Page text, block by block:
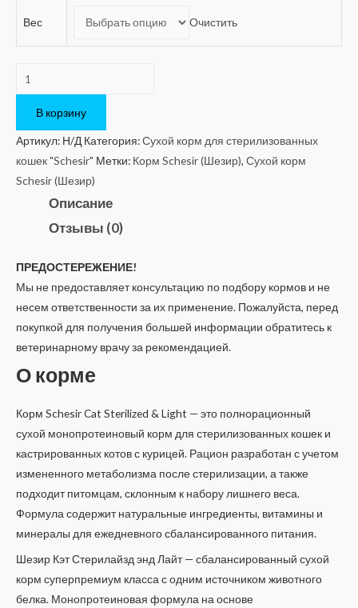
Вес Очистить
Количество
Schesir
STERILIZED
В корзину
Артикул: Н/Д Категория:Сухой корм для стерилизованных
кошек "Schesir" Метки: Корм Schesir (Шезир), Сухой корм
Schesir (Шезир)
Описание
Отзывы (0)
ПРЕДОСТЕРЕЖЕНИЕ!
Мы не предоставляет консультацию по подбору кормов и не
несем ответственности за их применение. Пожалуйста, перед
покупкой для получения большей информации обратитесь к
ветеринарному врачу за рекомендацией.
О корме
Корм Schesir Cat Sterilized & Light — это полнорационный
сухой монопротеиновый корм для стерилизованных кошек и
кастрированных котов с курицей. Рацион разработан с учетом
измененного метаболизма после стерилизации, а также
подходит питомцам, склонным к набору лишнего веса.
Формула содержит натуральные ингредиенты, витамины и
минералы для ежедневного сбалансированного питания.
Шезир Кэт Стерилайзд энд Лайт — сбалансированный сухой
корм суперпремиум класса с одним источником животного
белка. Монопротеиновая формула на основе